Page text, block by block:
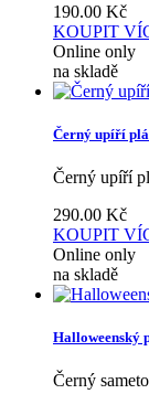
190.00 Kč
KOUPIT
Online only
na skladě
Černý upíří
Černý upíří
290.00 Kč
KOUPIT
Online only
na skladě
Halloweenský
Černý